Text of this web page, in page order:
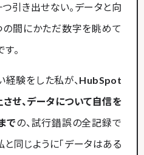
引き出せない。データと向
の間にかただ数字を眺めて
。
経験をした私が、 HubSpot
せ、データについて自信を
での、試行錯誤の全記録で
同じように「データはある